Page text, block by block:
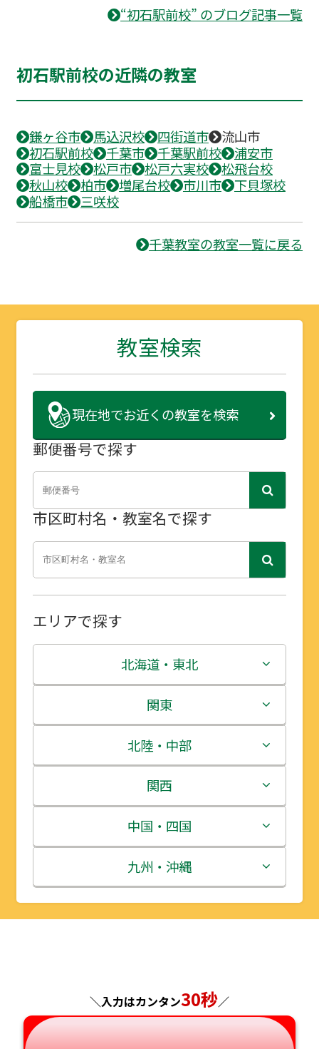
“初石駅前校” のブログ記事一覧
初石駅前校の近隣の教室
鎌ヶ谷市 馬込沢校 四街道市
流山市
初石駅前校
千葉市 千葉駅前校
浦安市
富士見校
松戸市 松戸六実校
松飛台校
秋山校
柏市 増尾台校 市川市
下貝塚校
船橋市
三咲校
千葉教室の教室一覧に戻る
教室検索
現在地でお近くの教室を検索
郵便番号で探す
市区町村名・教室名で探す
エリアで探す
北海道・東北
北海道
青森県
岩手県
宮城県
秋田県
山形県
関東
茨城県
栃木県
群馬県
埼玉県
千葉県
北陸・中部
新潟県
富山県
石川県
福井県
岐阜県
関西
三重県
滋賀県
京都府
奈良県
中国・四国
鳥取県
島根県
山口県
九州・沖縄
福岡県
＼入力はカンタン30秒／